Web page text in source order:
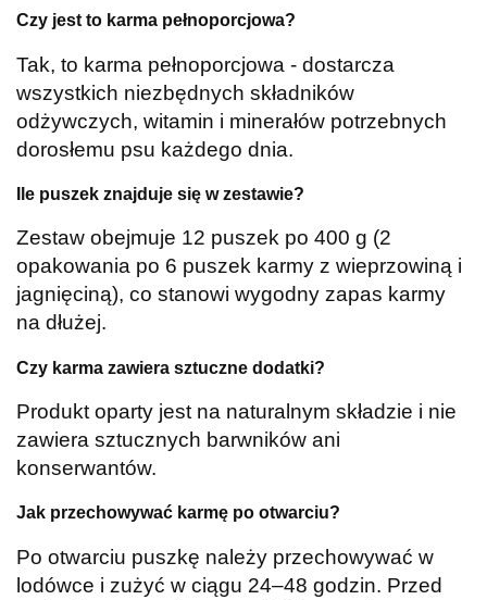
Czy jest to karma pełnoporcjowa?
Tak, to karma pełnoporcjowa - dostarcza
wszystkich niezbędnych składników
odżywczych, witamin i minerałów potrzebnych
dorosłemu psu każdego dnia.
Ile puszek znajduje się w zestawie?
Zestaw obejmuje 12 puszek po 400 g (2
opakowania po 6 puszek karmy z wieprzowiną i
jagnięciną), co stanowi wygodny zapas karmy
na dłużej.
Czy karma zawiera sztuczne dodatki?
Produkt oparty jest na naturalnym składzie i nie
zawiera sztucznych barwników ani
konserwantów.
Jak przechowywać karmę po otwarciu?
Po otwarciu puszkę należy przechowywać w
lodówce i zużyć w ciągu 24–48 godzin. Przed